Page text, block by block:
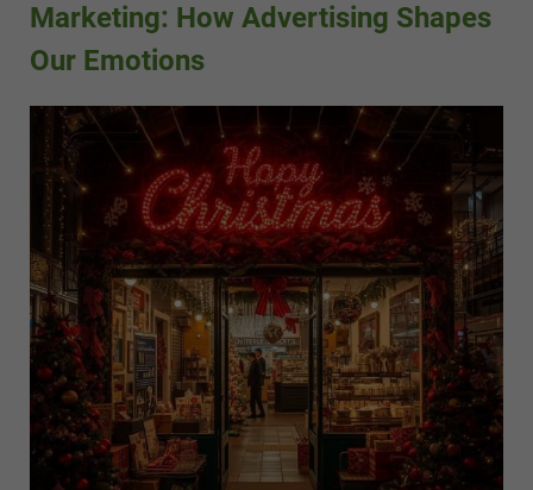
Marketing: How Advertising Shapes
Our Emotions